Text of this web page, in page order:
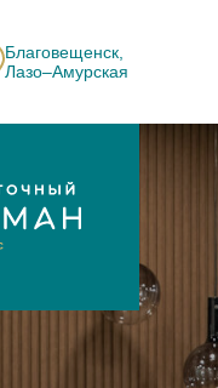
Благовещенск,
Лазо–Амурская